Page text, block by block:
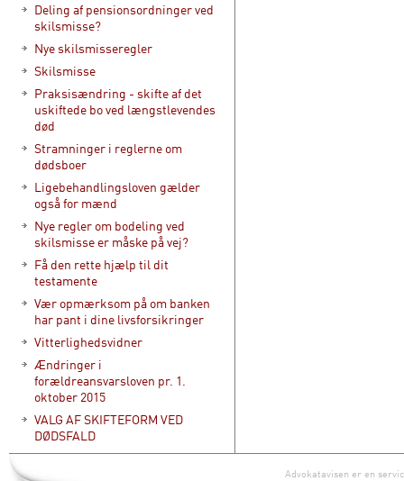
Deling af pensionsordninger ved
skilsmisse?
Nye skilsmisseregler
Skilsmisse
Praksisændring - skifte af det
uskiftede bo ved længstlevendes
død
Stramninger i reglerne om
dødsboer
Ligebehandlingsloven gælder
også for mænd
Nye regler om bodeling ved
skilsmisse er måske på vej?
Få den rette hjælp til dit
testamente
Vær opmærksom på om banken
har pant i dine livsforsikringer
Vitterlighedsvidner
Ændringer i
forældreansvarsloven pr. 1.
oktober 2015
VALG AF SKIFTEFORM VED
DØDSFALD
Advokatavisen er en